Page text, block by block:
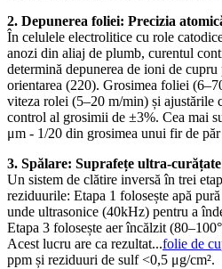
2. Depunerea foliei: Precizia
În celulele electrolitice cu role
anozi din aliaj de plumb, curentul
determină depunerea de ioni de
orientarea (220). Grosimea foliei
viteza rolei (5–20 m/min) și ajustările
control al grosimii de ±3%. Cea mai
μm - 1/20 din grosimea unui fir de păr
3. Spălare: Suprafețe ultra-
Un sistem de clătire inversă în trei
reziduurile: Etapa 1 folosește apă
unde ultrasonice (40kHz) pentru a
Etapa 3 folosește aer încălzit
Acest lucru are ca rezultat...folie de
ppm și reziduuri de sulf <0,5 μg/cm².